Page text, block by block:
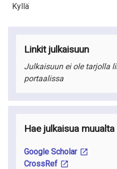
Kyllä
Linkit julkaisuun
Julkaisuun ei ole tarjolla
portaalissa
Hae julkaisua muualta
Google Scholar
CrossRef